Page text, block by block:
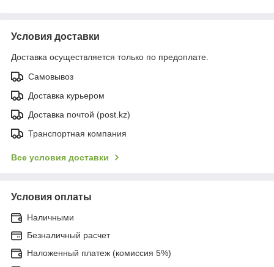
Условия доставки
Доставка осуществляется только по предоплате.
Самовывоз
Доставка курьером
Доставка почтой (post.kz)
Транспортная компания
Все условия доставки
Условия оплаты
Наличными
Безналичный расчет
Наложенный платеж (комиссия 5%)